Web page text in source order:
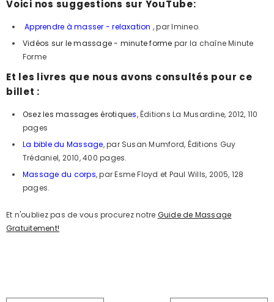
Voici nos suggestions sur YouTube:
Apprendre à masser - relaxation , par Imineo.
Vidéos sur le massage - minute forme par la chaîne Minute
Forme
Et les livres que nous avons consultés pour ce
billet :
Osez les massages érotiques, Éditions La Musardine, 2012, 110
pages
La bible du Massage, par Susan Mumford, Éditions Guy
Trédaniel, 2010, 400 pages.
Massage du corps, par Esme Floyd et Paul Wills, 2005, 128
pages.
Et n'oubliez pas de vous procurez notre Guide de Massage
Gratuitement!